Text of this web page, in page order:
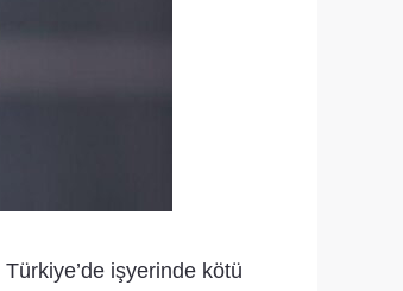
işyerinde kötü